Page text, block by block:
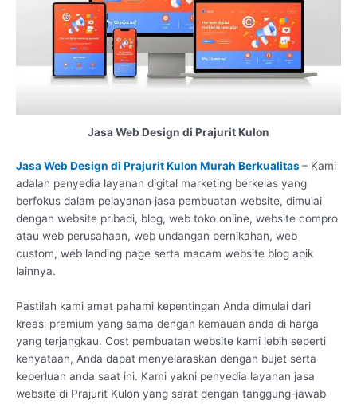
Jasa Web Design di Prajurit Kulon
Jasa Web Design di Prajurit Kulon Murah Berkualitas– Kami
adalah penyedia layanan digital marketing berkelas yang
berfokus dalam pelayanan jasa pembuatan website, dimulai
dengan website pribadi, blog, web toko online, website compro
atau web perusahaan, web undangan pernikahan, web
custom, web landing page serta macam website blog apik
lainnya.
Pastilah kami amat pahami kepentingan Anda dimulai dari
kreasi premium yang sama dengan kemauan anda di harga
yang terjangkau. Cost pembuatan website kami lebih seperti
kenyataan, Anda dapat menyelaraskan dengan bujet serta
keperluan anda saat ini. Kami yakni penyedia layanan jasa
website di Prajurit Kulon yang sarat dengan tanggung-jawab